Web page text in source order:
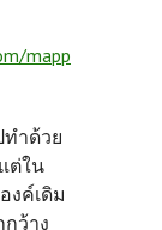
mapp
ำด้วย
ต่ใน
งค์เดิม
ว้าง